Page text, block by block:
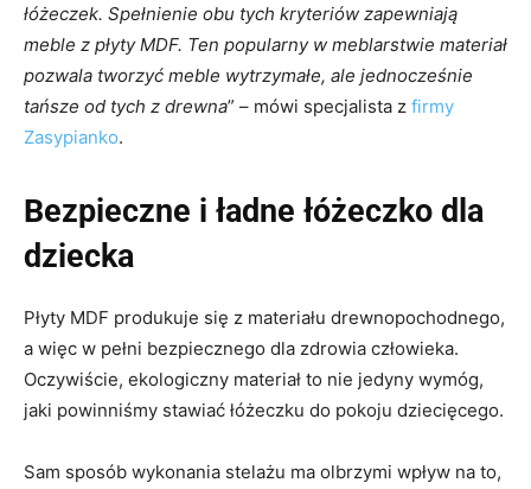
łóżeczek. Spełnienie obu tych kryteriów zapewniają
meble z płyty MDF. Ten popularny w meblarstwie materiał
pozwala tworzyć meble wytrzymałe, ale jednocześnie
tańsze od tych z drewna” – mówi specjalista z firmy
Zasypianko.
Bezpieczne i ładne łóżeczko dla
dziecka
Płyty MDF produkuje się z materiału drewnopochodnego,
a więc w pełni bezpiecznego dla zdrowia człowieka.
Oczywiście, ekologiczny materiał to nie jedyny wymóg,
jaki powinniśmy stawiać łóżeczku do pokoju dziecięcego.
Sam sposób wykonania stelażu ma olbrzymi wpływ na to,